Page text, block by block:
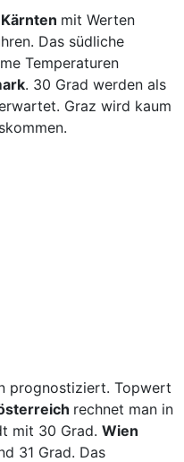
Kärnten mit Werten
Das südliche
Temperaturen
. 30 Grad werden als
Graz wird kaum
prognostiziert. Topwert
rechnet man in
mit 30 Grad. Wien
31 Grad. Das